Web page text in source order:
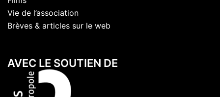
Vie de l’association
Brèves & articles sur le web
AVEC LE SOUTIEN DE